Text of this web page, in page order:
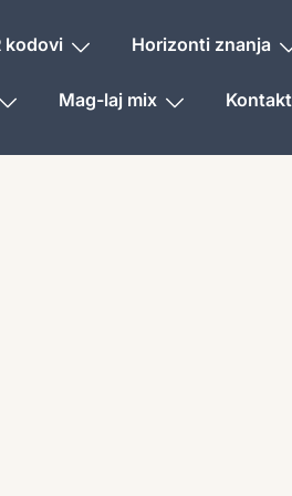
kodovi Horizonti znanja
Mag-laj mix Kontakt